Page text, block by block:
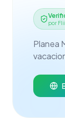
por
Planea